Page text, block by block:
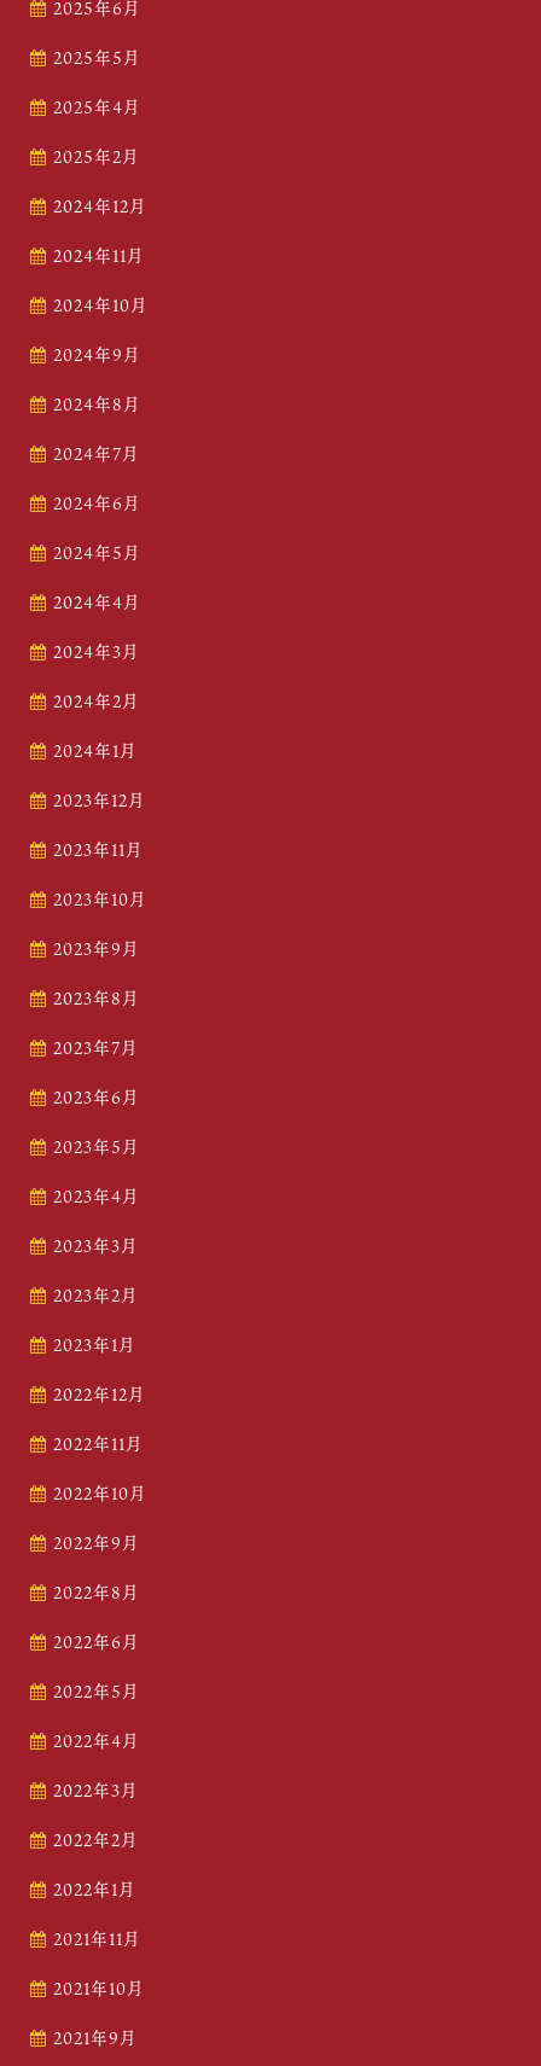
2025年6月
2025年5月
2025年4月
2025年2月
2024年12月
2024年11月
2024年10月
2024年9月
2024年8月
2024年7月
2024年6月
2024年5月
2024年4月
2024年3月
2024年2月
2024年1月
2023年12月
2023年11月
2023年10月
2023年9月
2023年8月
2023年7月
2023年6月
2023年5月
2023年4月
2023年3月
2023年2月
2023年1月
2022年12月
2022年11月
2022年10月
2022年9月
2022年8月
2022年6月
2022年5月
2022年4月
2022年3月
2022年2月
2022年1月
2021年11月
2021年10月
2021年9月